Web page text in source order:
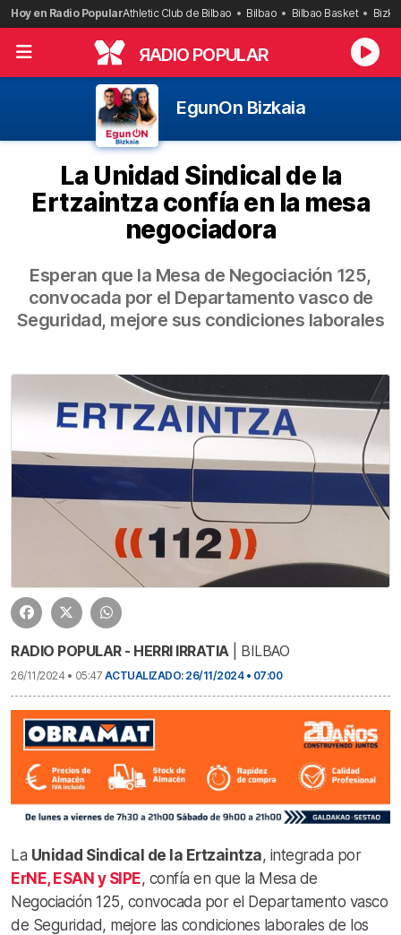
Saltar
al
contenido
Hoy en Radio PopularAthletic Club de Bilbao Bilbao Bilbao Basket
RADIO POPULAR
EgunOn Bizkaia
La Unidad Sindical de la
Ertzaintza confía en la mesa
negociadora
Esperan que la Mesa de Negociación 125,
convocada por el Departamento vasco de
Seguridad, mejore sus condiciones laborales
RADIO POPULAR - HERRI IRRATIA| BILBAO
26/11/2024 • 05:47 ACTUALIZADO: 26/11/2024 • 07:00
La Unidad Sindical de la Ertzaintza, integrada por
ErNE, ESAN y SIPE, confía en que la Mesa de
Negociación 125, convocada por el Departamento vasco
de Seguridad, mejore las condiciones laborales de los